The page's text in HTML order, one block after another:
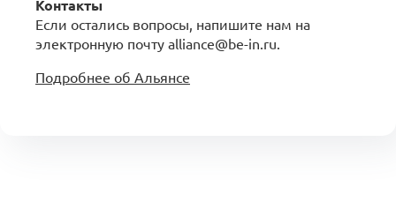
Контакты
Если остались вопросы, напишите нам на
электронную почту alliance@be-in.ru.
Подробнее об Альянсе